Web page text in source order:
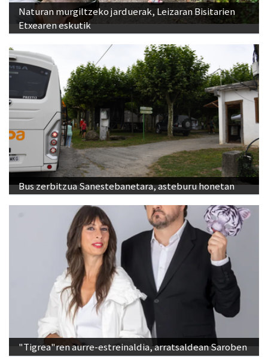
Naturan murgiltzeko jarduerak, Leizaran Bisitarien
Etxearen eskutik
Bus zerbitzua Sanestebanetara, asteburu honetan
"Tigrea"ren aurre-estreinaldia, arratsaldean Saroben